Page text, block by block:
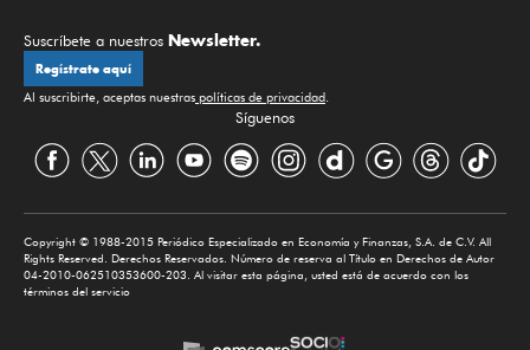
Suscríbete a nuestros Newsletter.
Regístrate aquí
Al suscribirte, aceptas nuestras políticas de privacidad.
Síguenos
Copyright © 1988-2015 Periódico Especializado en Economía y Finanzas, S.A. de C.V. All
Rights Reserved. Derechos Reservados. Número de reserva al Título en Derechos de Autor
04-2010-062510353600-203. Al visitar esta página, usted está de acuerdo con los
términos del servicio